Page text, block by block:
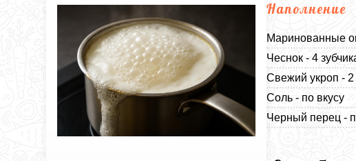
Наполнение
Маринованные
Чеснок - 4
Свежий укроп -
Соль - по вкусу
Черный перец -